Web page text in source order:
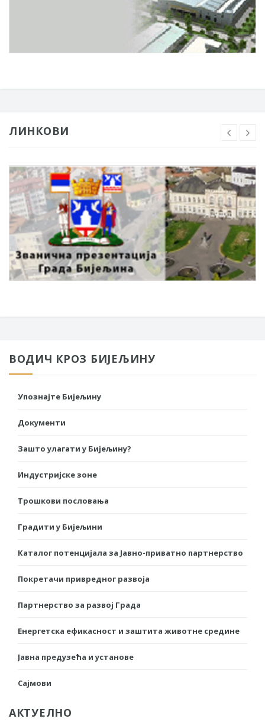
ЛИНКОВИ
ВОДИЧ КРОЗ БИЈЕЉИНУ
Упознајте Бијељину
Документи
Зашто улагати у Бијељину?
Индустријске зоне
Трошкови пословања
Градити у Бијељини
Каталог потенцијала за Јавно-приватно партнерство
Покретачи привредног развоја
Партнерство за развој Града
Енергетска ефикасност и заштита животне средине
Јавна предузећа и установе
Сајмови
АКТУЕЛНО